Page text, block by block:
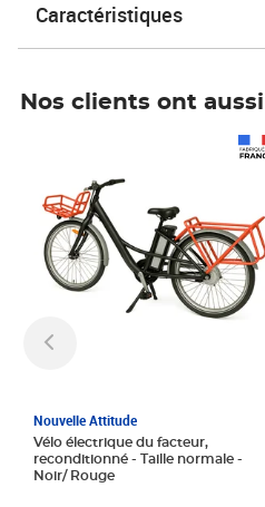
Caractéristiques
Nos clients ont
Nouvelle Attitude
Vélo électrique du facteur,
reconditionné - Taille normale -
Noir/ Rouge